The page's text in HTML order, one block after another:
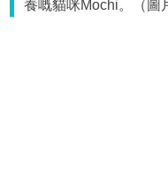
養嘅貓咪Mochi。（圖